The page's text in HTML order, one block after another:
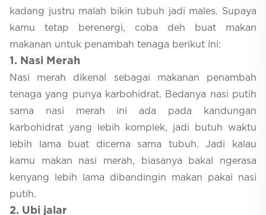
kadang justru malah bikin tubuh jadi males. Supaya
kamu tetap berenergi, coba deh buat makan
makanan untuk penambah tenaga berikut ini:
1 . Nasi Merah
Nasi merah dikenal sebagai makanan penambah
tenaga yang punya karbohidrat. Bedanya nasi putih
sama nasi merah ini ada pada kandungan
karbohidrat yang lebih komplek, jadi butuh waktu
lebih lama buat dicerna sama tubuh. Jadi kalau
kamu makan nasi merah, biasanya bakal ngerasa
kenyang lebih lama dibandingin makan pakai nasi
putih.
2. Ubi jalar